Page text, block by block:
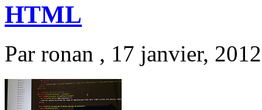
HTML
Par ronan , 17 janvier, 2012